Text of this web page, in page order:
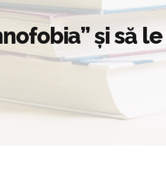
şi să le